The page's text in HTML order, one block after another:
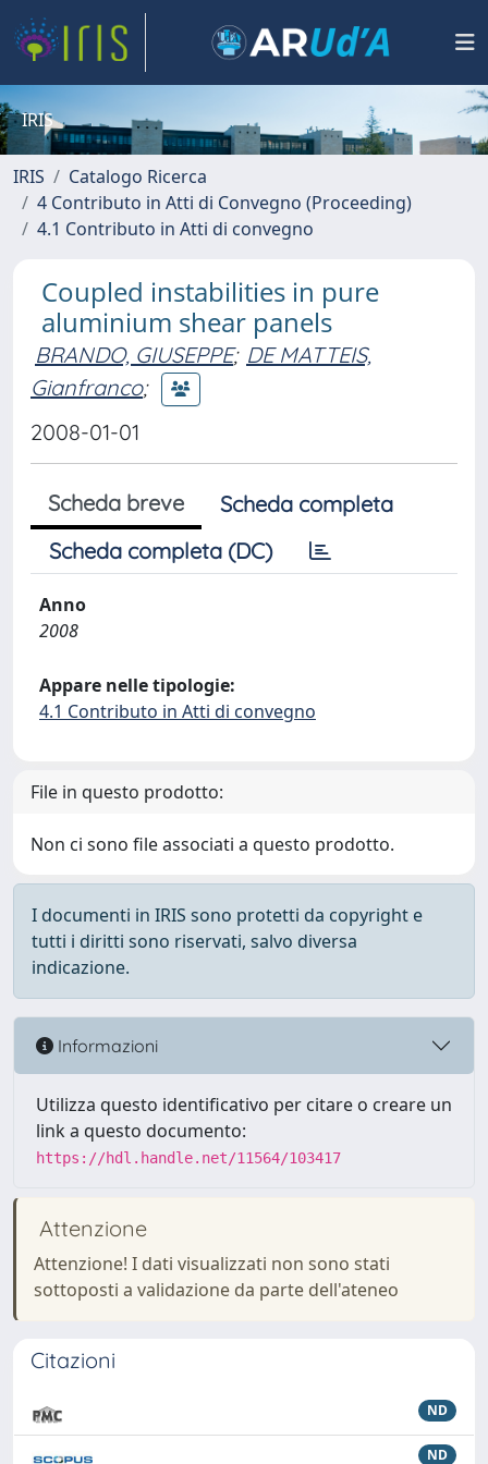
IRIS
IRIS
Catalogo Ricerca
4 Contributo in Atti di Convegno (Proceeding)
4.1 Contributo in Atti di convegno
Coupled instabilities in pure
aluminium shear panels
BRANDO, GIUSEPPE; DE MATTEIS,
Gianfranco;
2008-01-01
Scheda breve
Scheda completa
Scheda completa (DC)
Anno
2008
Appare nelle tipologie:
4.1 Contributo in Atti di convegno
File in questo prodotto:
Non ci sono file associati a questo prodotto.
I documenti in IRIS sono protetti da copyright e
tutti i diritti sono riservati, salvo diversa
indicazione.
Informazioni
Utilizza questo identificativo per citare o creare un
link a questo documento:
https://hdl.handle.net/11564/103417
Attenzione
Attenzione! I dati visualizzati non sono stati
sottoposti a validazione da parte dell'ateneo
Citazioni
ND
ND